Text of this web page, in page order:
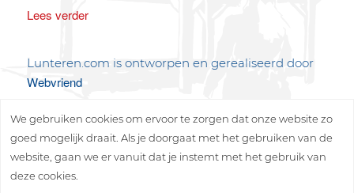
Lees verder
Lunteren.com is ontworpen en gerealiseerd door
Webvriend
We gebruiken cookies om ervoor te zorgen dat onze website zo
goed mogelijk draait. Als je doorgaat met het gebruiken van de
website, gaan we er vanuit dat je instemt met het gebruik van
deze cookies.